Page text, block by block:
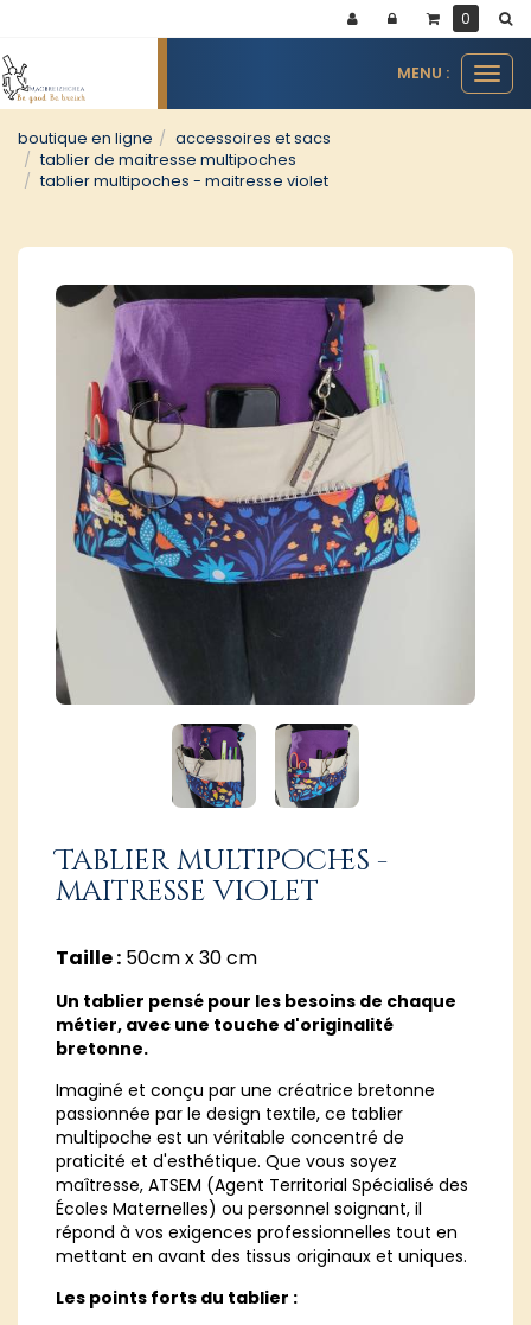
le
MENU :
boutique en ligne
accessoires et sacs
tablier de maitresse multipoches
tablier multipoches - maitresse violet
Tablier multipoches -
maitresse violet
Taille : 50cm x 30 cm
Un tablier pensé pour les besoins de chaque
métier, avec une touche d'originalité
bretonne.
Imaginé et conçu par une créatrice bretonne
passionnée par le design textile, ce tablier
multipoche est un véritable concentré de
praticité et d'esthétique. Que vous soyez
maîtresse, ATSEM (Agent Territorial Spécialisé des
Écoles Maternelles) ou personnel soignant, il
répond à vos exigences professionnelles tout en
mettant en avant des tissus originaux et uniques.
Les points forts du tablier :
0